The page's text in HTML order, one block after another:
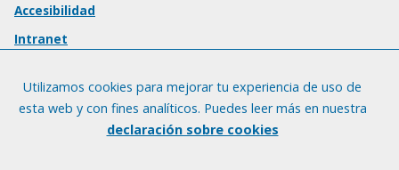
Accesibilidad
Intranet
Utilizamos cookies para mejorar tu experiencia de uso de
esta web y con fines analíticos. Puedes leer más en nuestra
declaración sobre cookies